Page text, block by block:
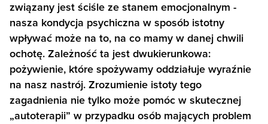
związany jest ściśle ze stanem emocjonalnym -
nasza kondycja psychiczna w sposób istotny
wpływać może na to, na co mamy w danej chwili
ochotę. Zależność ta jest dwukierunkowa:
pożywienie, które spożywamy oddziałuje wyraźnie
na nasz nastrój. Zrozumienie istoty tego
zagadnienia nie tylko może pomóc w skutecznej
„autoterapii” w przypadku osób mających problem